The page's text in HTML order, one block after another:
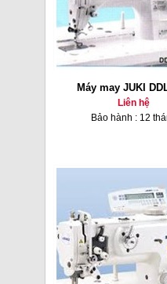
Máy may JUKI
Liên hệ
Bảo hành : 12